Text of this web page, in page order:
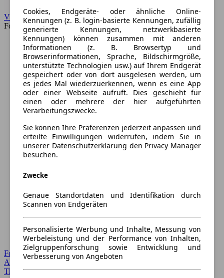
VW
Forum
Forum Startseite
Alle Auto-Foren
Themen-Forum
Cookies, Endgeräte- oder ähnliche Online-
Kennungen (z. B. login-basierte Kennungen, zufällig
generierte Kennungen, netzwerkbasierte
Kennungen) können zusammen mit anderen
Informationen (z. B. Browsertyp und
Browserinformationen, Sprache, Bildschirmgröße,
unterstützte Technologien usw.) auf Ihrem Endgerät
gespeichert oder von dort ausgelesen werden, um
es jedes Mal wiederzuerkennen, wenn es eine App
oder einer Webseite aufruft. Dies geschieht für
einen oder mehrere der hier aufgeführten
Verarbeitungszwecke.
Sie können Ihre Präferenzen jederzeit anpassen und
erteilte Einwilligungen widerrufen, indem Sie in
unserer Datenschutzerklärung den Privacy Manager
besuchen.
Zwecke
Genaue Standortdaten und Identifikation durch
Scannen von Endgeräten
Personalisierte Werbung und Inhalte, Messung von
Werbeleistung und der Performance von Inhalten,
Zielgruppenforschung sowie Entwicklung und
Verbesserung von Angeboten